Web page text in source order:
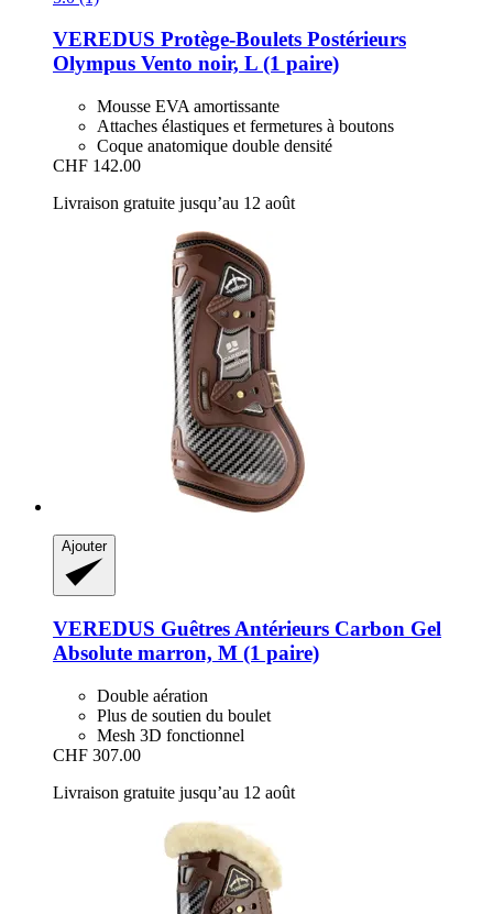
VEREDUS Protège-​Boulets Postérieurs
Olympus Vento noir, L (1 paire)
Mousse EVA amortissante
Attaches élastiques et fermetures à boutons
Coque anatomique double densité
CHF 142.00
Livraison gratuite jusqu’au 12 août
Ajouter
VEREDUS Guêtres Antérieurs Carbon Gel
Absolute marron, M (1 paire)
Double aération
Plus de soutien du boulet
Mesh 3D fonctionnel
CHF 307.00
Livraison gratuite jusqu’au 12 août